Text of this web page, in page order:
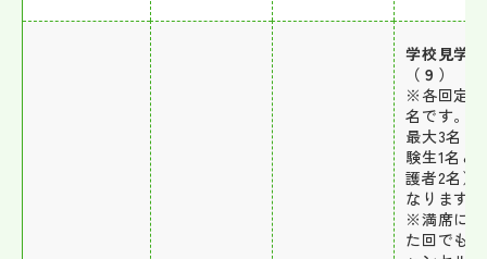
学校見学会
（９）
※各回定
名です。1
最大3名（
験生1名と
護者2名）
なります。
※満席に
た回でも